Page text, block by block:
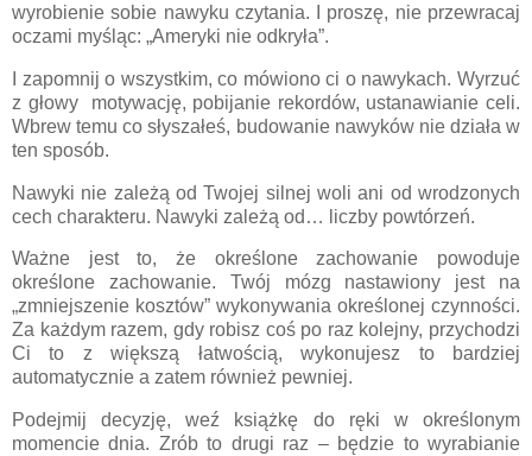
wyrobienie sobie nawyku czytania. I proszę, nie przewracaj
oczami myśląc: „Ameryki nie odkryła”.
I zapomnij o wszystkim, co mówiono ci o nawykach. Wyrzuć
z głowy
motywację, pobijanie rekordów, ustanawianie celi.
Wbrew temu co słyszałeś, budowanie nawyków nie działa w
ten sposób.
Nawyki nie zależą od Twojej silnej woli ani od wrodzonych
cech charakteru. Nawyki zależą od… liczby powtórzeń.
Ważne jest to, że określone zachowanie powoduje
określone zachowanie. Twój mózg nastawiony jest na
„zmniejszenie kosztów” wykonywania określonej czynności.
Za każdym razem, gdy robisz coś po raz kolejny, przychodzi
Ci to z większą łatwością, wykonujesz to bardziej
automatycznie a zatem również pewniej.
Podejmij decyzję, weź książkę do ręki w określonym
momencie dnia. Zrób to drugi raz – będzie to wyrabianie